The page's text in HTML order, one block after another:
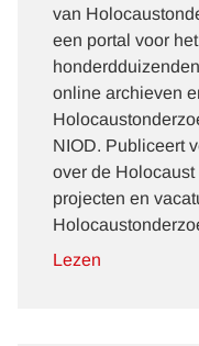
van
een portal voor
online archieven
NIOD. Publiceert
over de
projecten en
Lezen